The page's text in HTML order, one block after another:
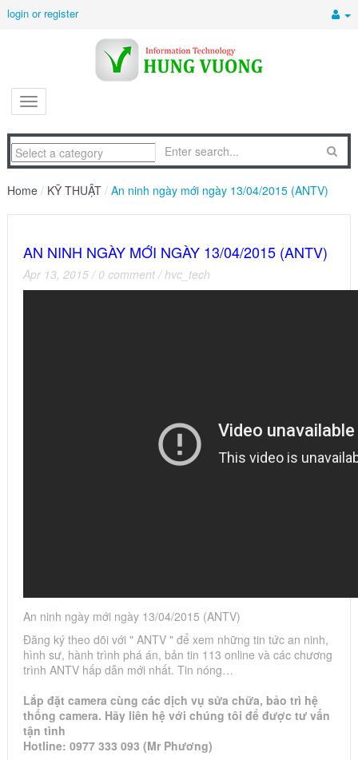
login or register
Home / KỸ THUẬT / An ninh ngày mới ngày 13/04/2015 (ANTV)
AN NINH NGÀY MỚI NGÀY 13/04/2015 (ANTV)
Apr 13, 2015 / 0 comment /hvc_tech
An ninh ngày mới ngày 13/04/2015 (ANTV)
Đăng ký theo dõi với " ANTV " để xem những tin tức an ninh,
hình sư, hành trình phá án, bản tin 113 online và các chương
trình ANTV hấp dẫn mới nhất. Tin nóng…
Lắp đặt camera cùng các dịch vụ sửa chữa, bảo trì hệ
thống camera. Hãy liên hệ với chúng tôi để được tư vấn
tận tình
Hotline: 0977 333 093 (Mr Phương)